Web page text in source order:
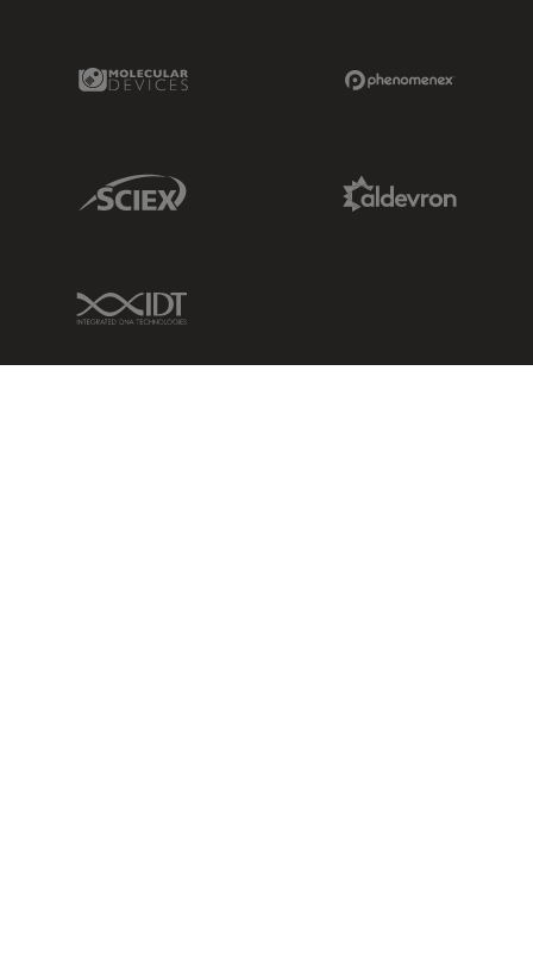
Molecular Devices Link
Sciex Link
IDT Link